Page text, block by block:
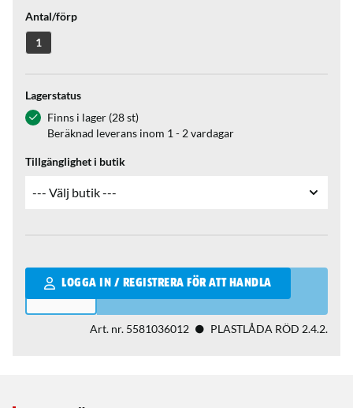
Antal/förp
1
Lagerstatus
Finns i lager (28 st)
Beräknad leverans inom 1 - 2 vardagar
Tillgänglighet i butik
LOGGA IN / REGISTRERA FÖR ATT HANDLA
Qantity
Art. nr. 5581036012 PLASTLÅDA RÖD 2.4.2.